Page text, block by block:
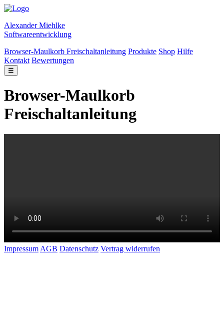
Alexander Miehlke
Softwareentwicklung
Browser-Maulkorb Freischaltanleitung Produkte Shop Hilfe
Kontakt Bewertungen
☰
Browser-Maulkorb
Freischaltanleitung
Impressum AGB Datenschutz Vertrag widerrufen